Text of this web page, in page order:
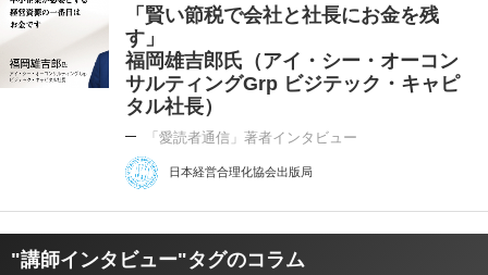
「賢い節税で会社と社長にお金を残
す」
福岡雄吉郎氏（アイ・シー・オーコン
サルティングGrp ビジテック・キャピ
タル社長）
「愛読者通信」著者インタビュー
日本経営合理化協会出版局
"講師インタビュー"タグのコラム